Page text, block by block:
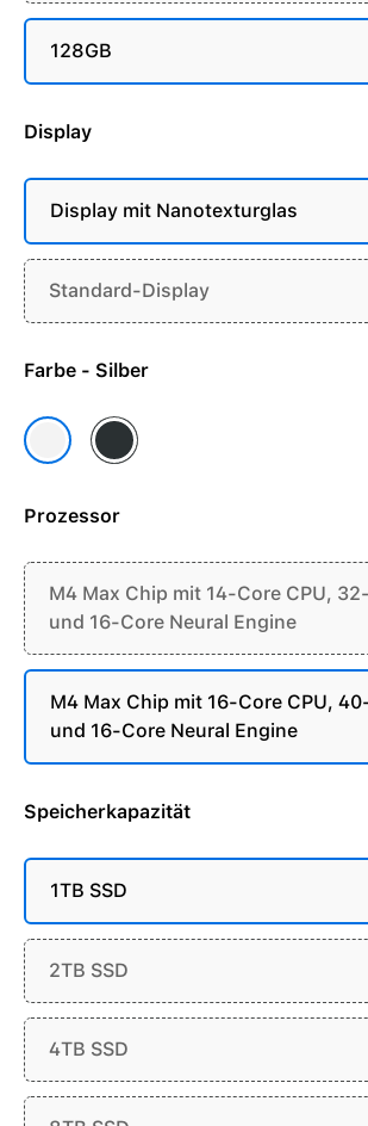
128GB
Display
Display mit Nanotexturglas
Standard-Display
Farbe - Silber
Silber Space Schwarz
Prozessor
M4 Max Chip mit 14-Core CPU,
und 16-Core Neural Engine
M4 Max Chip mit 16-Core CPU,
und 16-Core Neural Engine
Speicherkapazität
1TB SSD
2TB SSD
4TB SSD